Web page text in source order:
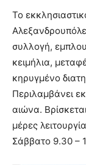
Το
συλλογή,
κειμήλια,
κηρυγμένο
Περιλαμβάνει
αιώνα.
μέρες
Σάββατο 9.30 –